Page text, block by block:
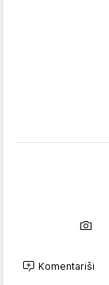
Komentariši